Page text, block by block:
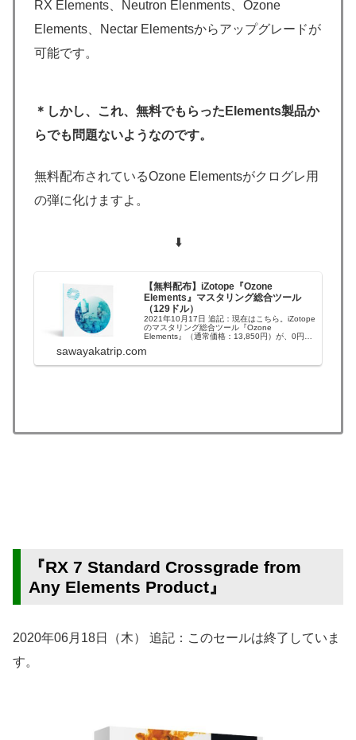
RX Elements、Neutron Elenments、Ozone
Elements、Nectar Elementsからアップグレードが
可能です。
＊しかし、これ、無料でもらったElements製品か
らでも問題ないようなのです。
無料配布されているOzone Elementsがクログレ用
の弾に化けますよ。
⬇️
【無料配布】iZotope『Ozone
Elements』マスタリング総合ツール
（129ドル）
2021年10月17日 追記：現在はこちら。iZotope
のマスタリング総合ツール『Ozone
Elements』（通常価格：13,850円）が、0円に
Ozone Elementsをまだ持っていない方は、是
sawayakatrip.com
『RX 7 Standard Crossgrade from
Any Elements Product』
2020年06月18日（木） 追記：このセールは終了していま
す。